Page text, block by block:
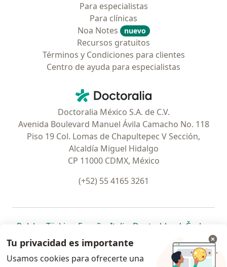
Para especialistas
Para clínicas
Noa Notes
nuevo
Recursos gratuitos
Términos y Condiciones para clientes
Centro de ayuda para especialistas
Doctoralia - Página de inicio
Doctoralia México S.A. de C.V.
Avenida Boulevard Manuel Ávila Camacho No. 118
Piso 19 Col. Lomas de Chapultepec V Sección,
Alcaldía Miguel Hidalgo
CP 11000 CDMX, México
(+52) 55 4165 3261
Polska se abre en una nueva pestaña
Türkiye se abre en una nueva pestaña
España se abre en una nueva pestaña
Italia se abre en una nueva
Deutschlandse abre en
Česko
Portugal
se abre en una nueva pestaña
México se abre en una nueva pestaña
Chile se abre en una nueva pestaña
Brasil se abre en una nueva
se abre en
se
se abre en una nueva
Tu privacidad es importante
Usamos cookies para ofrecerte una